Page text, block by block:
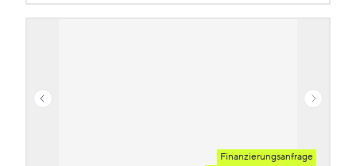
Finanzierungsanfrage